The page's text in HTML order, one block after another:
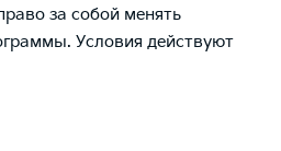
за собой менять
Условия действуют